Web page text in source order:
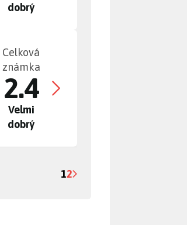
dobrý
Celková
známka
2.4
Velmi
dobrý
12